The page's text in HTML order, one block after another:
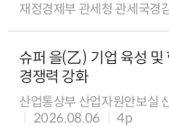
재정경제부 관세청 관세국경
슈퍼 을(乙) 기업 육성 및
경쟁력 강화
산업통상부 산업자원안보실
2026.08.06
4p